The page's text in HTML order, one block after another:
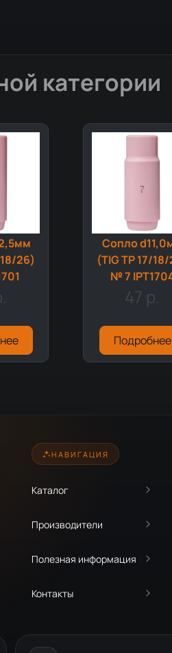
категории
26)
Сопло
(TIG TP 17/
№ 7
47 р.
Подробнее
НАВИГАЦИЯ
Каталог
Производители
Полезная информация
Контакты